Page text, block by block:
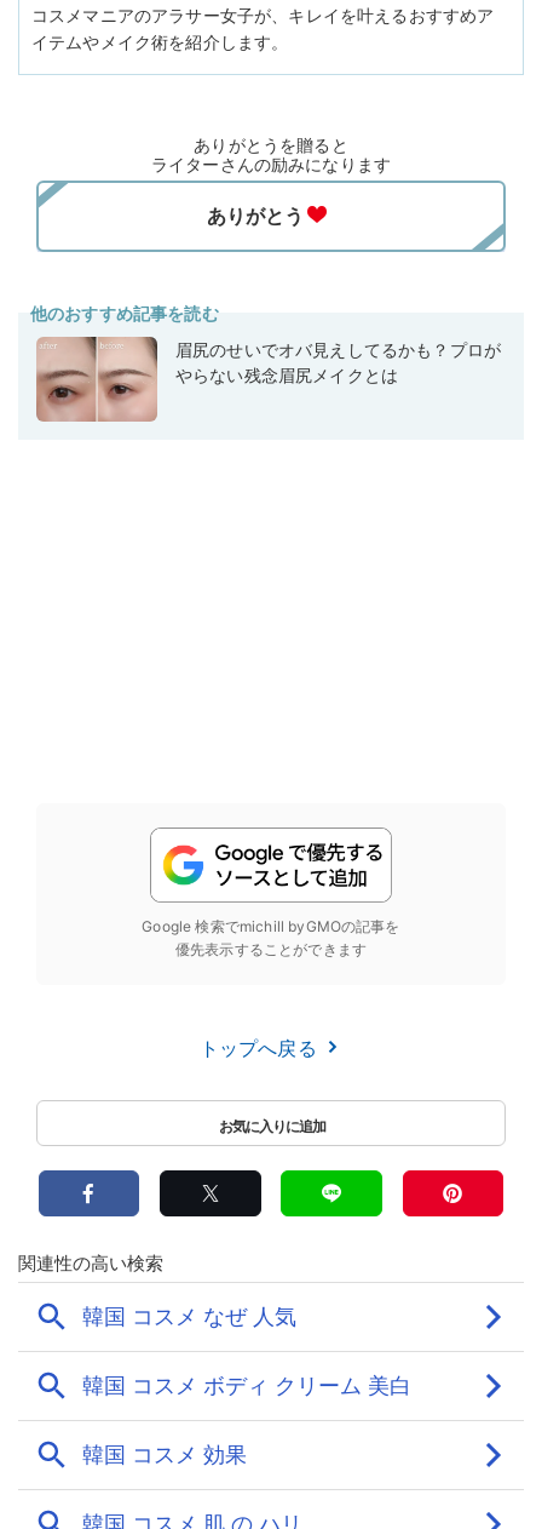
コスメマニアのアラサー女子が、キレイを叶えるおすすめア
イテムやメイク術を紹介します。
ありがとうを贈ると
ライターさんの励みになります
他のおすすめ記事を読む
眉尻のせいでオバ見えしてるかも？プロが
やらない残念眉尻メイクとは
Google 検索でmichill byGMOの記事を
優先表示することができます
トップへ戻る